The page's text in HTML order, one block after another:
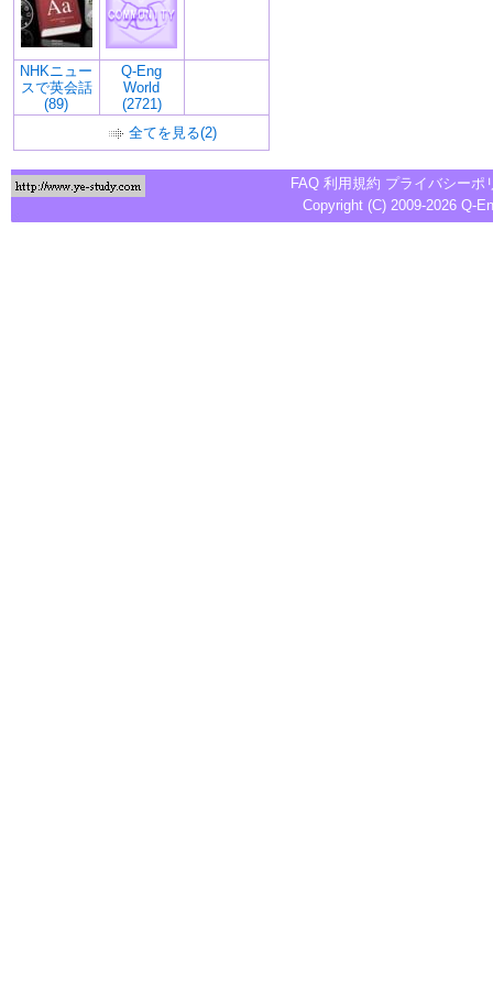
NHKニュー
スで英会話
(89)
Q-Eng
World
(2721)
全てを見る(2)
FAQ 利用規約 プライバシーポ
Copyright (C) 2009-2026 Q-